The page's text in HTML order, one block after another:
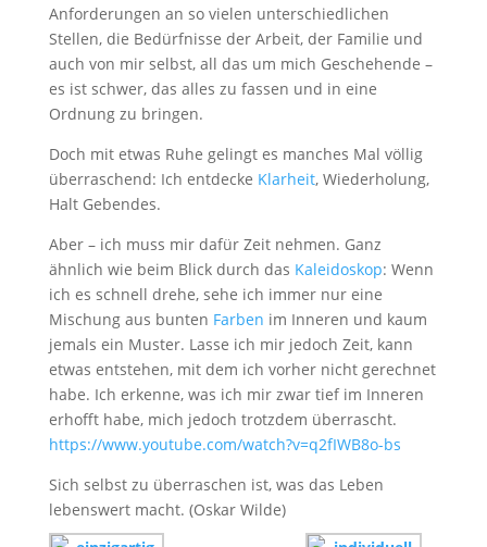
Anforderungen an so vielen unterschiedlichen
Stellen, die Bedürfnisse der Arbeit, der Familie und
auch von mir selbst, all das um mich Geschehende –
es ist schwer, das alles zu fassen und in eine
Ordnung zu bringen.
Doch mit etwas Ruhe gelingt es manches Mal völlig
überraschend: Ich entdecke Klarheit, Wiederholung,
Halt Gebendes.
Aber – ich muss mir dafür Zeit nehmen. Ganz
ähnlich wie beim Blick durch das Kaleidoskop: Wenn
ich es schnell drehe, sehe ich immer nur eine
Mischung aus bunten Farben im Inneren und kaum
jemals ein Muster. Lasse ich mir jedoch Zeit, kann
etwas entstehen, mit dem ich vorher nicht gerechnet
habe. Ich erkenne, was ich mir zwar tief im Inneren
erhofft habe, mich jedoch trotzdem überrascht.
https://www.youtube.com/watch?v=q2fIWB8o-bs
Sich selbst zu überraschen ist, was das Leben
lebenswert macht. (Oskar Wilde)